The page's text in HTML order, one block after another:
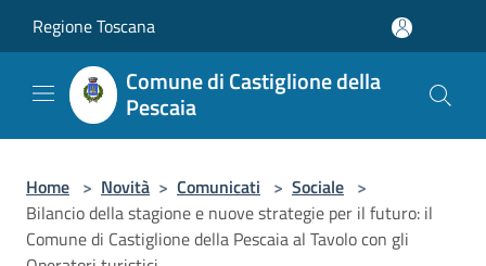
Regione Toscana
Comune di Castiglione della
Pescaia
Home > Novità > Comunicati > Sociale >
Bilancio della stagione e nuove strategie per il futuro: il
Comune di Castiglione della Pescaia al Tavolo con gli